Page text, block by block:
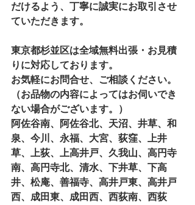
だけるよう、丁寧に誠実にお取引させ
ていただきます。
東京都杉並区は全域無料出張・お見積
りに対応しております。
お気軽にお問合せ、ご相談ください。
（お品物の内容によってはお伺いでき
ない場合がございます。）
阿佐谷南、阿佐谷北、天沼、井草、和
泉、今川、永福、大宮、荻窪、上井
草、上荻、上高井戸、久我山、高円寺
南、高円寺北、清水、下井草、下高
井、松庵、善福寺、高井戸東、高井戸
西、成田東、成田西、西荻南、西荻